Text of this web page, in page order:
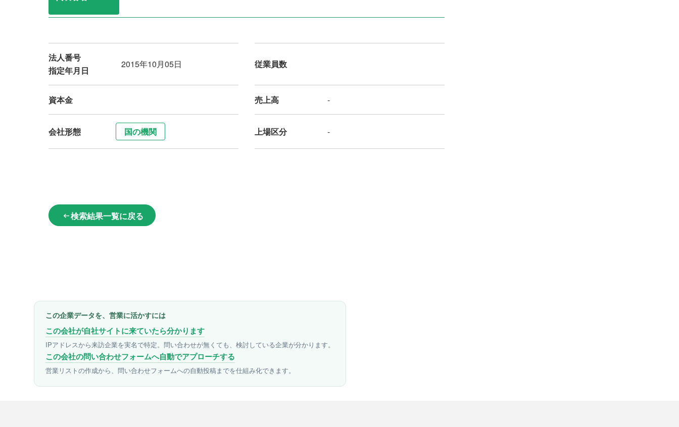
法人番号
指定年月日
2015年10月05日 従業員数
資本金 売上高 -
会社形態 国の機関 上場区分 -
arrow_left_alt検索結果一覧に戻る
この企業データを、営業に活かすには
この会社が自社サイトに来ていたら分かります
IPアドレスから来訪企業を実名で特定。問い合わせが無くても、検討している企業が分かります。
この会社の問い合わせフォームへ自動でアプローチする
営業リストの作成から、問い合わせフォームへの自動投稿までを仕組み化できます。